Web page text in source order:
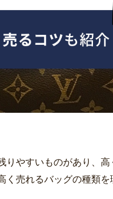
りやすいものがあり、
売れるバッグの種類を